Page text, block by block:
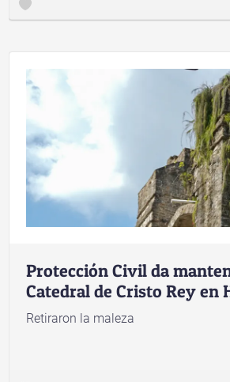
Protección Civil da
Catedral de Cristo Rey en
Retiraron la maleza